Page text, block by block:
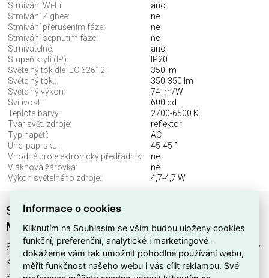
Stmívání Wi-Fi:
ano
Stmívání Zigbee:
ne
Stmívání přerušením fáze:
ne
Stmívání sepnutím fáze:
ne
Stmívatelné:
ano
Stupeň krytí (IP):
IP20
Světelný tok dle IEC 62612:
350 lm
Světelný tok.:
350-350 lm
Světelný výkon:
74 lm/W
Svítivost:
600 cd
Teplota barvy.:
2700-6500 K
Tvar svět. zdroje:
reflektor
Typ napětí:
AC
Úhel paprsku:
45-45 °
Vhodné pro elektronický předřadník:
ne
Vláknová žárovka:
ne
Výkon světelného zdroje.:
4,7-4,7 W
Světelný zdroj SMART+ MATTER SPOT GU10
MULTICOLOR 4.9W 827...865 Multicolor GU10
SMTMATPAR16 4,9W 230 RGBW FRGU10FS1LEDV najdete v
kategoriích Světelné zdroje, Světelné zdroje LED, LED
Informace o cookies
Kliknutím na Souhlasím se vším budou uloženy cookies
funkční, preferenční, analytické i marketingové -
dokážeme vám tak umožnit pohodlné používání webu,
měřit funkčnost našeho webu i vás cílit reklamou. Své